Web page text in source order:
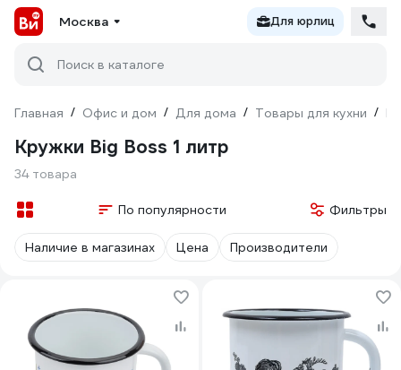
Москва Для юрлиц
Поиск в каталоге
Главная / Офис и дом / Для дома / Товары для кухни /
Кружки Big Boss 1 литр
34 товара
По популярности Фильтры
Наличие в магазинах Цена Производители